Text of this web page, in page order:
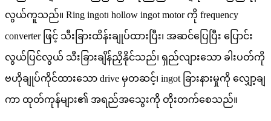
လွယ်ကူသည်။ Ring ingot၊ hollow ingot motor ကို frequency
converter ဖြင့် သီးခြားထိန်းချုပ်ထားပြီး၊ အဆင်ပြေပြီး ပြောင်း
လွယ်ပြင်လွယ် သီးခြားချိန်ညှိနိုင်သည်၊ ရှည်လျားသော ခါးပတ်ကို
ဗဟိုချုပ်ကိုင်ထားသော drive မှတဆင့်၊ ingot ခြားနားမှုကို လျှော့ချ
ကာ ထုတ်ကုန်များ၏ အရည်အသွေးကို တိုးတက်စေသည်။